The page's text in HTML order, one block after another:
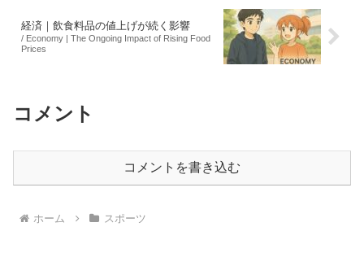
経済｜飲食料品の値上げが続く影響
/ Economy | The Ongoing Impact of Rising Food
Prices
コメント
コメントを書き込む
ホーム スポーツ